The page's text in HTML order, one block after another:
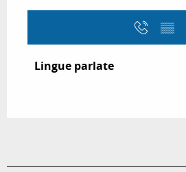
▒▒
Lingue parlate
Lingue parlate